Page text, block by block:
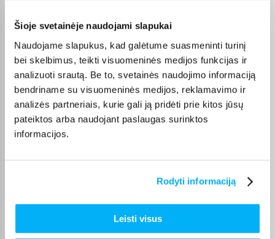
Šioje svetainėje naudojami slapukai
Naudojame slapukus, kad galėtume suasmeninti turinį
bei skelbimus, teikti visuomeninės medijos funkcijas ir
analizuoti srautą. Be to, svetainės naudojimo informaciją
bendriname su visuomeninės medijos, reklamavimo ir
analizės partneriais, kurie gali ją pridėti prie kitos jūsų
pateiktos arba naudojant paslaugas surinktos
informacijos.
Rodyti informaciją
Leisti visus
Gediminas P.
Prekė kokybiškai įpakuota, gavau tai, ko ir tikėjausi. Pristatymas per visą
Diana B.
Patvirtintas pirkėjas
Greitai gauta prekė ir pigiau nei bet kur kitur.
Vaikas patenkintas❤️ puikus žadimas